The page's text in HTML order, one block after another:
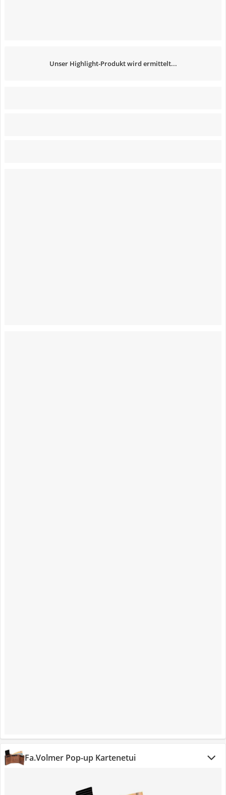
Unser Highlight-Produkt wird ermittelt...
Fa.Volmer Pop-up Kartenetui